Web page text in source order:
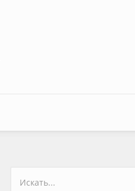
Форма поиска